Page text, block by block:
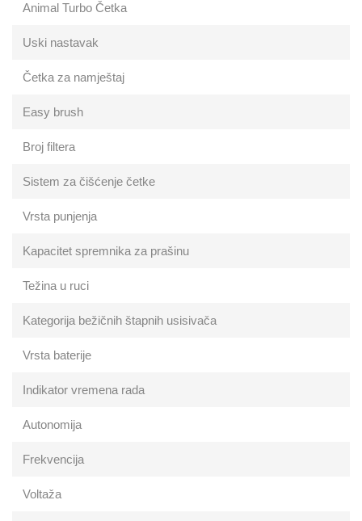
Animal Turbo Četka
Uski nastavak
Četka za namještaj
Easy brush
Broj filtera
Sistem za čišćenje četke
Vrsta punjenja
Kapacitet spremnika za prašinu
Težina u ruci
Kategorija bežičnih štapnih usisivača
Vrsta baterije
Indikator vremena rada
Autonomija
Frekvencija
Voltaža